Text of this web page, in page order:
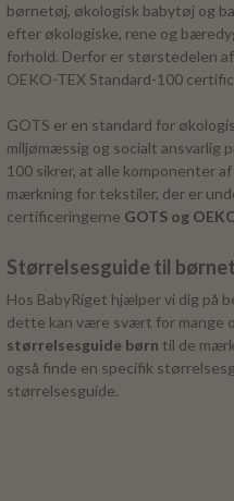
børnetøj, økologisk babytøj og
efter økologiske, rene og
forhold. Derfor er størstedelen
OEKO-TEX Standard-100
GOTS er en standard for
miljømæssig og socialt ansvarlig
100 sikrer, at alle komponenter
mærkning for tekstiler, der er
certificeringerne GOTS og
Størrelsesguide til
Hos BabyRiget hjælper vi dig på
dette kan være svært for mange
størrelsesguide børn til de
også finde en specifik
størrelsesguide.